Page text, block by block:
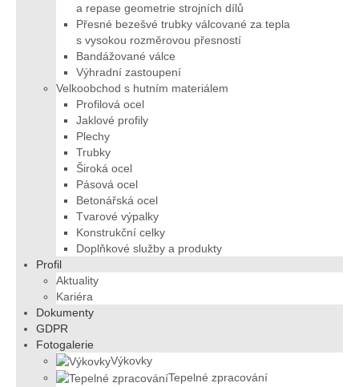
a repase geometrie strojních dílů
Přesné bezešvé trubky válcované za tepla
s vysokou rozměrovou přesností
Bandážované válce
Výhradní zastoupení
Velkoobchod s hutním materiálem
Profilová ocel
Jaklové profily
Plechy
Trubky
Široká ocel
Pásová ocel
Betonářská ocel
Tvarové výpalky
Konstrukční celky
Doplňkové služby a produkty
Profil
Aktuality
Kariéra
Dokumenty
GDPR
Fotogalerie
Výkovky
Tepelné zpracování